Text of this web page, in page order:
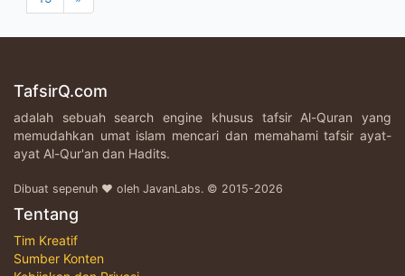
TafsirQ.com
adalah sebuah search engine khusus tafsir Al-Quran yang
memudahkan umat islam mencari dan memahami tafsir ayat-
ayat Al-Qur'an dan Hadits.
Dibuat sepenuh ♥ oleh JavanLabs. © 2015-2026
Tentang
Tim Kreatif
Sumber Konten